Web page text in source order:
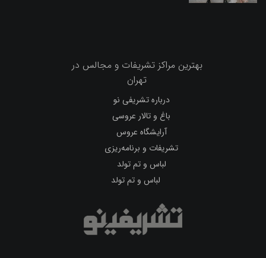
بهترین مراکز تشریفات و مجالس در
تهران
درباره تشریفی نو
باغ و تالار عروسی
آرایشگاه عروس
تشریفات و برنامه‌ریزی
لباس و تم تولد
لباس و تم تولد